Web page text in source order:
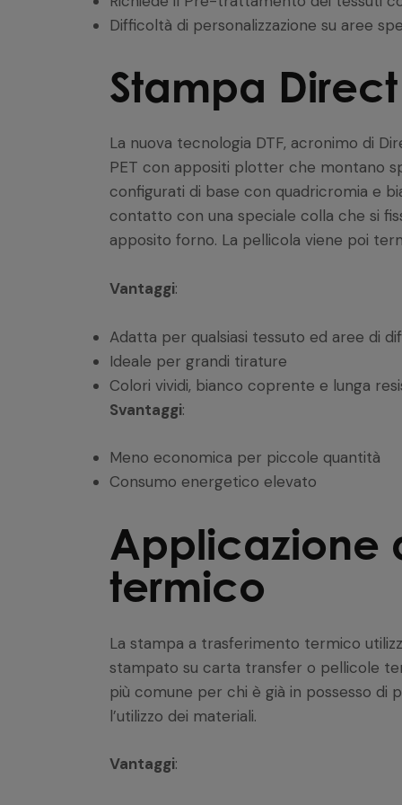
Difficoltà di personalizzazione su aree
Stampa Direct
La nuova tecnologia DTF, acronimo di
PET con appositi plotter che montano
configurati di base con quadricromia e
contatto con una speciale colla che si
apposito forno. La pellicola viene poi
Vantaggi:
Adatta per qualsiasi tessuto ed aree di
Ideale per grandi tirature
Colori vividi, bianco coprente e lunga
Svantaggi:
Meno economica per piccole quantità
Consumo energetico elevato
Applicazione
termico
La stampa a trasferimento termico
stampato su carta transfer o pellicole
più comune per chi è già in possesso di
l’utilizzo dei materiali.
Vantaggi: